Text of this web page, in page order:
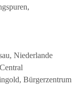
Niederlande
Bürgerzentrum